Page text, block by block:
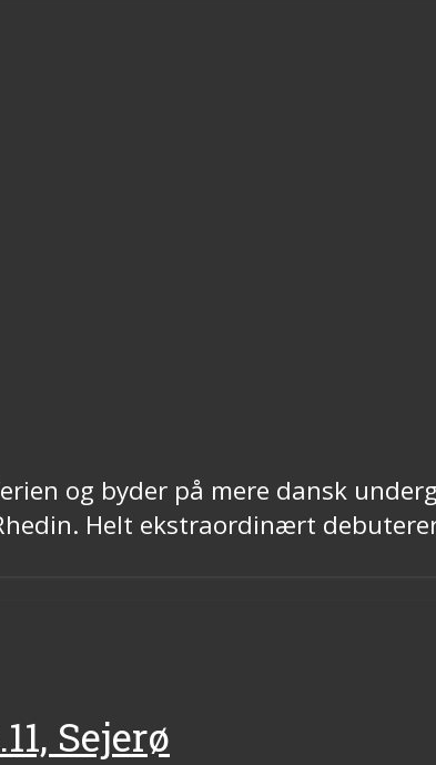
og byder på mere dansk
Helt ekstraordinært
Sejerø